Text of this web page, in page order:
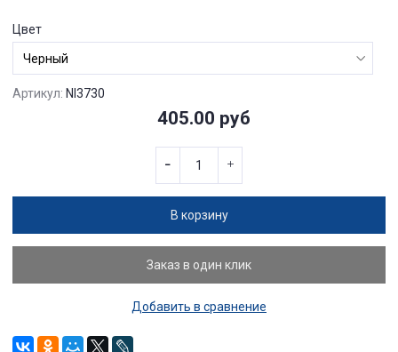
Цвет
Артикул: NI3730
405.00 руб
В корзину
Заказ в один клик
Добавить в сравнение